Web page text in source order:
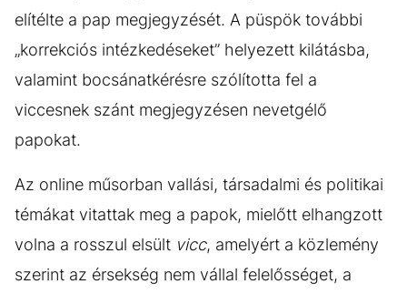
elítélte a pap megjegyzését. A püspök további
„korrekciós intézkedéseket” helyezett kilátásba,
valamint bocsánatkérésre szólította fel a
viccesnek szánt megjegyzésen nevetgélő
papokat.
Az online műsorban vallási, társadalmi és politikai
témákat vitattak meg a papok, mielőtt elhangzott
volna a rosszul elsült vicc, amelyért a közlemény
szerint az érsekség nem vállal felelősséget, a